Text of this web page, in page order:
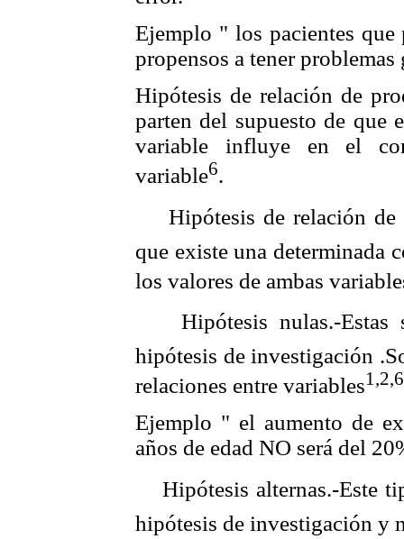
Ejemplo " los pacientes que
propensos a tener problemas
Hipótesis de relación de
parten del supuesto de que
variable influye en el
variable6.
 Hipótesis de relación de
que existe una determinada
los valores de ambas
 Hipótesis nulas.-Estas
hipótesis de investigación
relaciones entre variables1,
Ejemplo " el aumento de
años de edad NO será del
 Hipótesis alternas.-Este
hipótesis de investigación y